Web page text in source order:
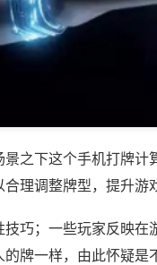
景之下这个手机打牌
理调整牌型，提升游
巧；一些玩家反映
牌一样，由此怀疑